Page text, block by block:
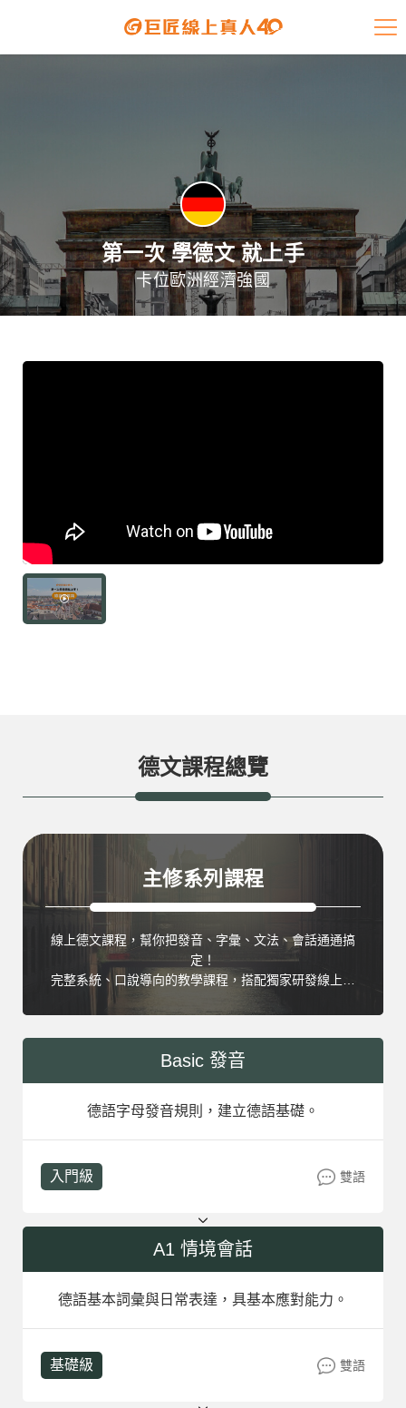
學員故事
免費資源
第一次 學德文 就上手
卡位歐洲經濟強國
德文課程總覽
主修系列課程
線上德文課程，幫你把發音、字彙、文法、會話通通搞
定！
完整系統、口說導向的教學課程，搭配獨家研發線上教
Basic 發音
德語字母發音規則，建立德語基礎。
入門級 雙語
A1 情境會話
德語基本詞彙與日常表達，具基本應對能力。
基礎級 雙語